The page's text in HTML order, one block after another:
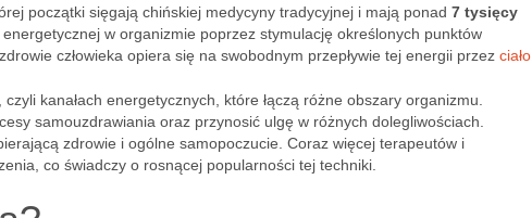
początki sięgają chińskiej medycyny tradycyjnej i mają ponad 7 tysięcy
energetycznej w organizmie poprzez stymulację określonych punktów
zdrowie człowieka opiera się na swobodnym przepływie tej energii przez ciało
kanałach energetycznych, które łączą różne obszary organizmu.
samouzdrawiania oraz przynosić ulgę w różnych dolegliwościach.
zdrowie i ogólne samopoczucie. Coraz więcej terapeutów i
co świadczy o rosnącej popularności tej techniki.